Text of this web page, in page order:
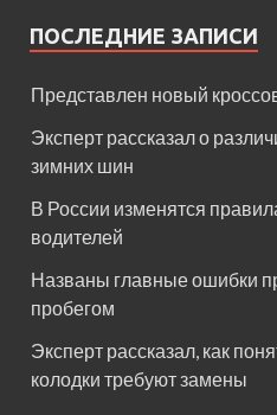
ПОСЛЕДНИЕ ЗАПИСИ
Представлен новый
Эксперт рассказал о
зимних шин
В России изменятся
водителей
Названы главные ошибки
пробегом
Эксперт рассказал, как
колодки требуют замены